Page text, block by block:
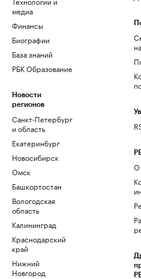
медиа
Финансы
Биографии
База знаний
РБК Образование
Новости
регионов
Санкт-Петербург
и область
Екатеринбург
Новосибирск
Омск
Башкортостан
Вологодская
область
Калининград
Краснодарский
край
Нижний
Новгород
О